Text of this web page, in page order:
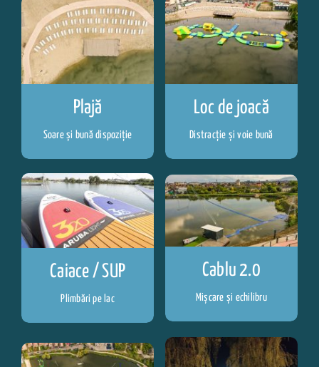
Plajă
Soare și bună dispoziție
Loc de joacă
Distracție și voie bună
Caiace / SUP
Plimbări pe lac
Cablu 2.0
Mișcare și echilibru